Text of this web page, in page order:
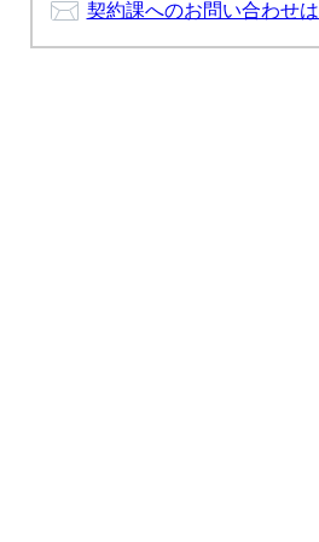
契約課へのお問い合わせ